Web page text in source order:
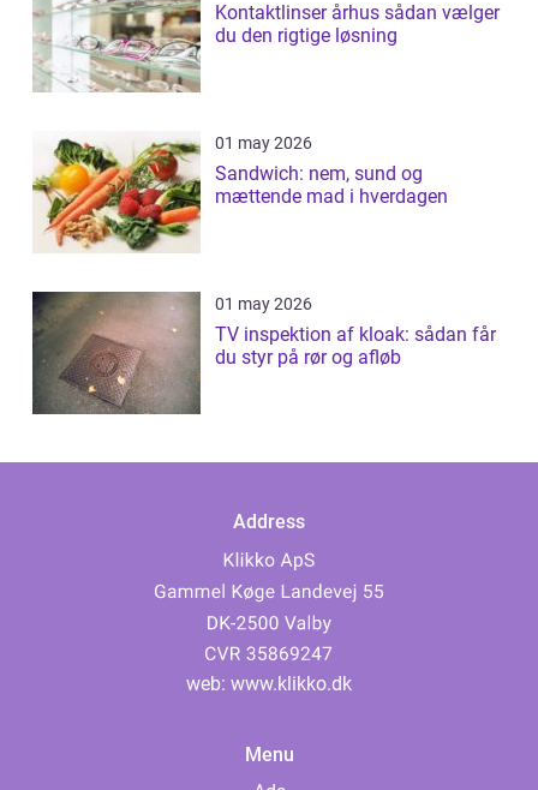
Kontaktlinser århus sådan vælger
du den rigtige løsning
01 may 2026
Sandwich: nem, sund og
mættende mad i hverdagen
01 may 2026
TV inspektion af kloak: sådan får
du styr på rør og afløb
Address
web: www.klikko.dk
Menu